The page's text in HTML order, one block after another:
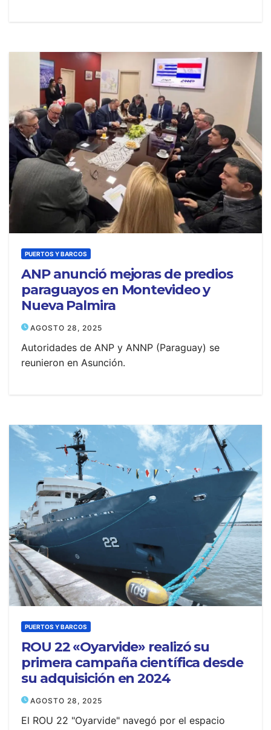
PUERTOS Y BARCOS
ANP anunció mejoras de predios
paraguayos en Montevideo y
Nueva Palmira
AGOSTO 28, 2025
Autoridades de ANP y ANNP (Paraguay) se
reunieron en Asunción.
PUERTOS Y BARCOS
ROU 22 «Oyarvide» realizó su
primera campaña científica desde
su adquisición en 2024
AGOSTO 28, 2025
El ROU 22 "Oyarvide" navegó por el espacio